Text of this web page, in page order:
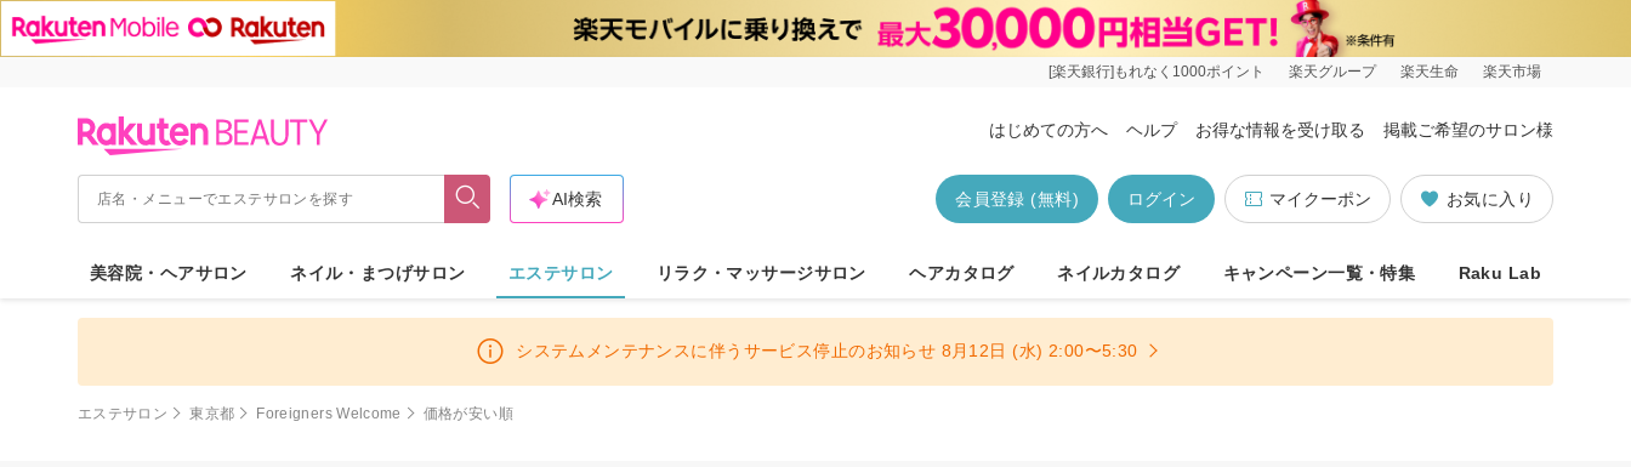
[楽天銀行]もれなく1000ポイント 楽天グループ 楽天生命 楽天市場
はじめての方へ ヘルプ お得な情報を受け取る 掲載ご希望のサロン様
お気に入り
マイクーポン
ログイン
会員登録 (無料)
AI検索
美容院・ヘアサロン ネイル・まつげサロン エステサロン リラク・マッサージサロン ヘアカタログ ネイルカタログ キャンペーン一覧・特集 Raku Lab
システムメンテナンスに伴うサービス停止のお知らせ 8月12日 (水) 2:00〜5:30
エステサロン 東京都 Foreigners Welcome 価格が安い順